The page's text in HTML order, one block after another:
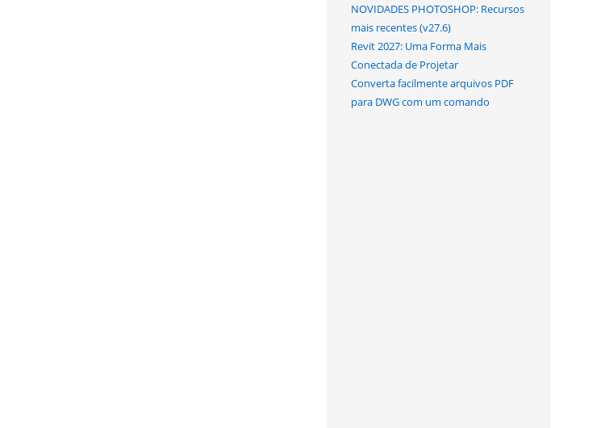
NOVIDADES PHOTOSHOP: Recursos
mais recentes (v27.6)
Revit 2027: Uma Forma Mais
Conectada de Projetar
Converta facilmente arquivos PDF
para DWG com um comando